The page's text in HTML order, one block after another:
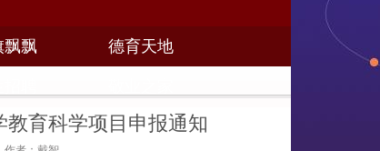
飘飘 德育天地
教育科学项目申报通知